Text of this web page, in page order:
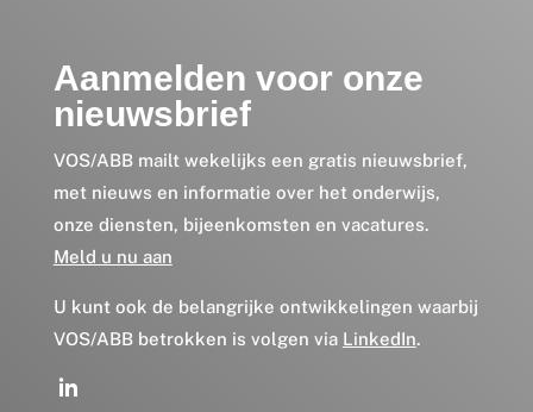
Aanmelden voor onze
nieuwsbrief
VOS/ABB mailt wekelijks een gratis nieuwsbrief,
met nieuws en informatie over het onderwijs,
onze diensten, bijeenkomsten en vacatures.
Meld u nu aan
U kunt ook de belangrijke ontwikkelingen waarbij
VOS/ABB betrokken is volgen via LinkedIn.